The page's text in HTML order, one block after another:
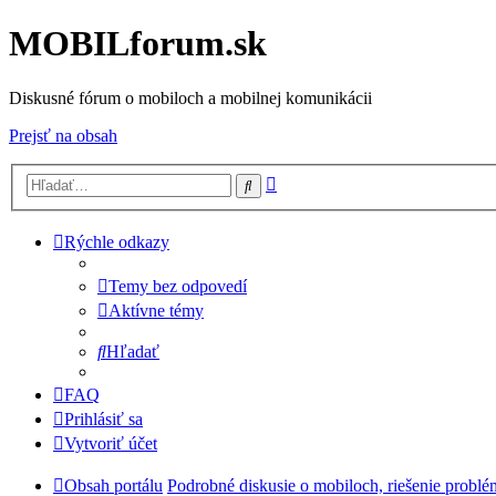
MOBILforum.sk
Diskusné fórum o mobiloch a mobilnej komunikácii
Prejsť na obsah
Hľadať
Rýchle odkazy
Temy bez odpovedí
Aktívne témy
Hľadať
FAQ
Prihlásiť sa
Vytvoriť účet
Obsah portálu Podrobné diskusie o mobiloch, riešenie